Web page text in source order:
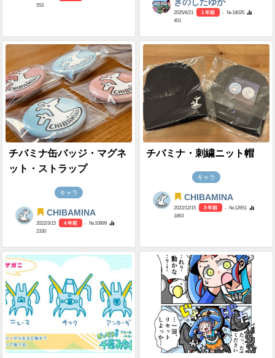
553 きのしたゆか
2025/6/21 1 年前
- №18035
401
チバミナ缶バッジ・マグネ
ット・ストラップ
キャラ
CHIBAMINA
2022/3/15 4 年前
- №10899
2330
チバミナ・刺繍ニット帽
キャラ
CHIBAMINA
2022/12/15 3 年前
- №12651
1863